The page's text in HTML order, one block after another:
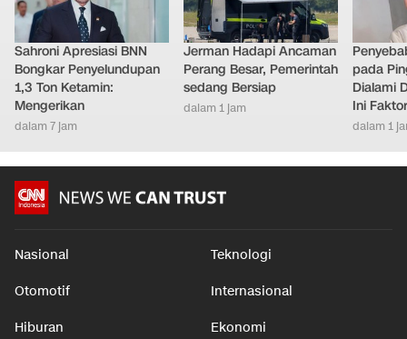
Sahroni Apresiasi BNN
Bongkar Penyelundupan
1,3 Ton Ketamin:
Mengerikan
dalam 7 jam
Jerman Hadapi Ancaman
Perang Besar, Pemerintah
sedang Bersiap
dalam 1 jam
pada
Dialami
Ini
dalam 1
Nasional Teknologi
Otomotif Internasional
Hiburan Ekonomi